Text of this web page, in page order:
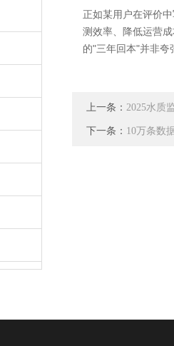
正如某用户在评价
测效率、降低运营
的"三年回本"并非夸
上一条： 2025水质
下一条： 10万条数